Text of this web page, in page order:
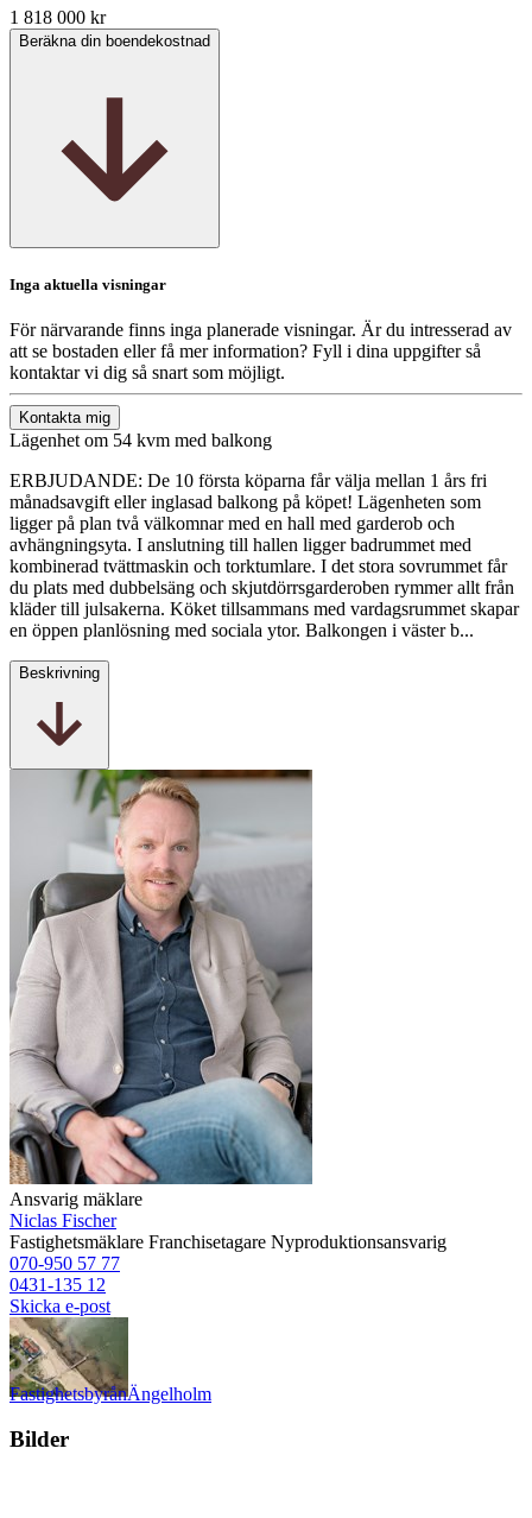
1 818 000 kr
Beräkna din boendekostnad
Inga aktuella visningar
För närvarande finns inga planerade visningar. Är du intresserad av
att se bostaden eller få mer information? Fyll i dina uppgifter så
kontaktar vi dig så snart som möjligt.
Kontakta mig
Lägenhet om 54 kvm med balkong
ERBJUDANDE: De 10 första köparna får välja mellan 1 års fri
månadsavgift eller inglasad balkong på köpet! Lägenheten som
ligger på plan två välkomnar med en hall med garderob och
avhängningsyta. I anslutning till hallen ligger badrummet med
kombinerad tvättmaskin och torktumlare. I det stora sovrummet får
du plats med dubbelsäng och skjutdörrsgarderoben rymmer allt från
kläder till julsakerna. Köket tillsammans med vardagsrummet skapar
en öppen planlösning med sociala ytor. Balkongen i väster b...
Beskrivning
Ansvarig mäklare
Niclas Fischer
Fastighetsmäklare Franchisetagare Nyproduktionsansvarig
070-950 57 77
0431-135 12
Skicka e-post
FastighetsbyrånÄngelholm
Bilder